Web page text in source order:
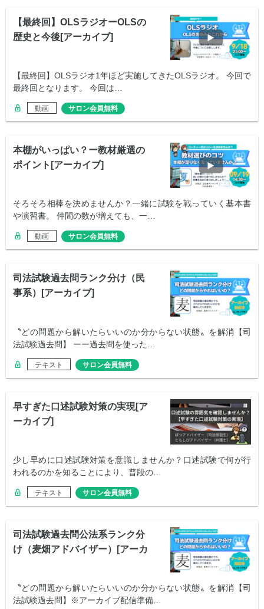
【最終回】OLSラジオーOLSの
歴史と今後[アーカイブ]
【最終回】OLSラジオ1年ほど実施してきたOLSラジオ。 今回で
最終回となります。 今回は…
動画 サロン会員無料
本棚がいっぱい？ー教材厳選の
ポイント[アーカイブ]
そろそろ相棒を決めませんか？一緒に試験を戦っていく基本書
や演習書。 仲間の数が増えても、一…
動画 サロン会員無料
司法試験過去問ランク分け（民
事系）[アーカイブ]
〝どの問題から解いたらいいのか分からない状態〟を解消【司
法試験過去問】 ーー過去問を使った…
テキスト サロン会員無料
早すぎた口述試験対策の実現[ア
ーカイブ]
少し早めに口述試験対策を意識しませんか？口述試験で何が行
われるのかを知ることにより、普段の…
テキスト サロン会員無料
司法試験過去問公法系ランク分
け（麦畑アドバイザー）[アーカ
〝どの問題から解いたらいいのか分からない状態〟を解消【司
法試験過去問】※アーカイブ配信準備…